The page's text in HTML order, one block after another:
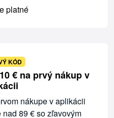
platné
KÓD
€ na prvý nákup v
nákupe v aplikácii
89 € so zľavovým